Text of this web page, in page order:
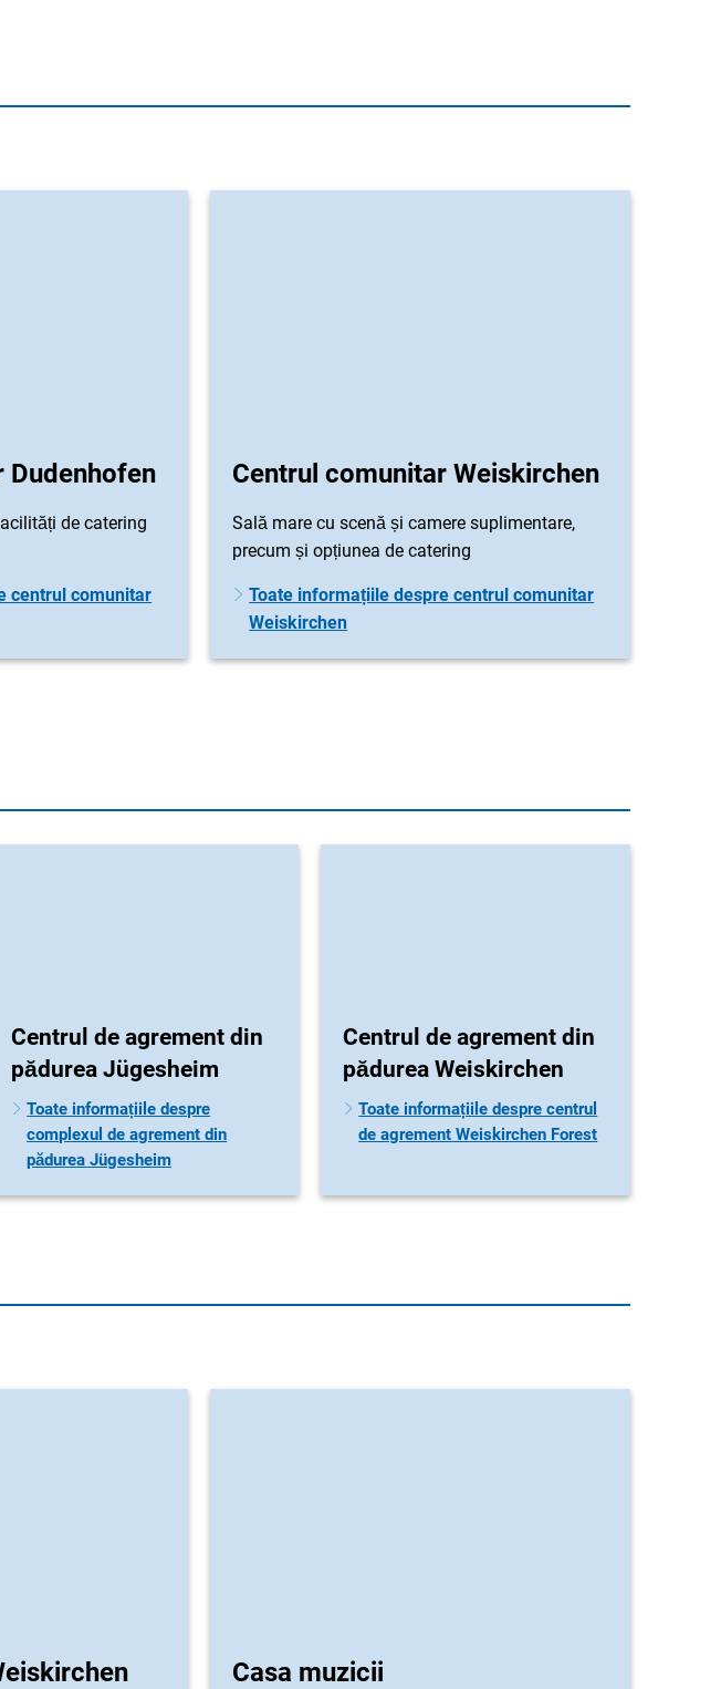
Dudenhofen
de catering
centrul comunitar
Centrul comunitar Weiskirchen
Sală mare cu scenă și camere suplimentare,
precum și opțiunea de catering
Toate informațiile despre centrul comunitar
Weiskirchen
Centrul de agrement din
pădurea Jügesheim
Toate informațiile despre
complexul de agrement din
pădurea Jügesheim
Centrul de agrement din
pădurea Weiskirchen
Toate informațiile despre centrul
de agrement Weiskirchen Forest
Casa muzicii